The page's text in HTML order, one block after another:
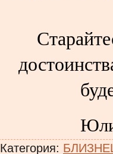
Категория: